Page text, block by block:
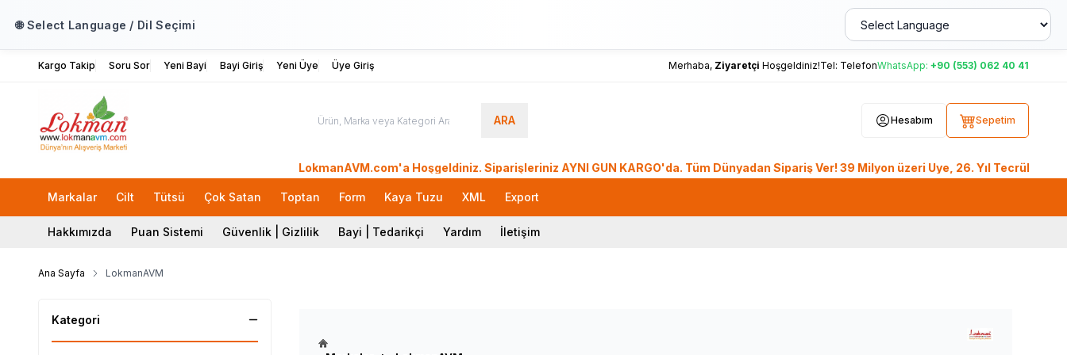
🌐 Select Language / Dil Seçimi
Kargo Takip Soru Sor Yeni Bayi Bayi Giriş Yeni Üye Üye Giriş Merhaba, Ziyaretçi Hoşgeldiniz!Tel: TelefonWhatsApp: +90 (553) 062 40 41
ARA Hesabım Sepetim
LokmanAVM.com'a Hoşgeldiniz. Siparişleriniz AYNI GÜN KARGO'da. Tüm Dünyadan Sipariş Ver! 39 Milyon üzeri Üye, 26. Yıl Tecrübesiyle
Markalar Cilt Tütsü Çok Satan Toptan Form Kaya Tuzu XML Export
Hakkımızda Puan Sistemi Güvenlik | Gizlilik Bayi | Tedarikçi Yardım İletişim
Ana Sayfa LokmanAVM
Kategori